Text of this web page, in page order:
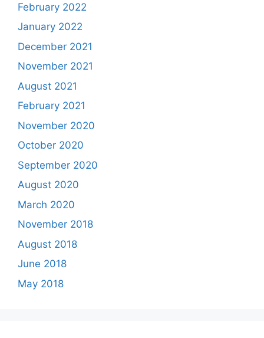
February 2022
January 2022
December 2021
November 2021
August 2021
February 2021
November 2020
October 2020
September 2020
August 2020
March 2020
November 2018
August 2018
June 2018
May 2018